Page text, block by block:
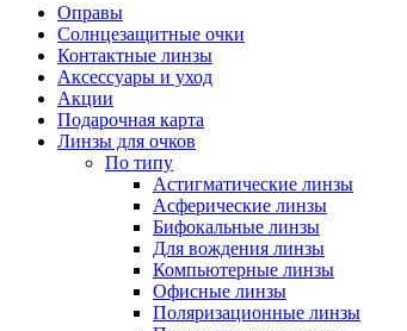
Оправы
Солнцезащитные очки
Контактные линзы
Аксессуары и уход
Акции
Подарочная карта
Линзы для очков
По типу
Астигматические линзы
Асферические линзы
Бифокальные линзы
Для вождения линзы
Компьютерные линзы
Офисные линзы
Поляризационные линзы